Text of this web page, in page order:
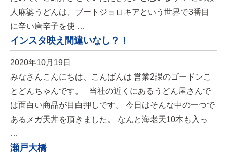
人麻婆うどんは、ブートジョロキアという世界で3番目
に辛い唐辛子を使 …
インスタ映え間違いなし？！
2020年10月19日
みなさんこんにちは、こんばんは 営業2課のゴードンこ
とどんちゃんです。 当社の近くにあるうどん屋さんで
は面白い商品が目白押しです。 今日はそんな中の一つで
あるメガ天丼を頂きました。 なんと海老天10本も入っ
…
瀬戸大橋